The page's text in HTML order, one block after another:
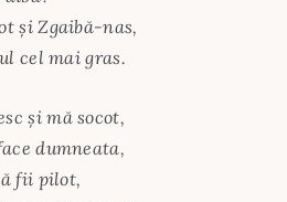
şi Zgaibă-nas,
cel mai gras.
şi mă socot,
dumneata,
fii pilot,